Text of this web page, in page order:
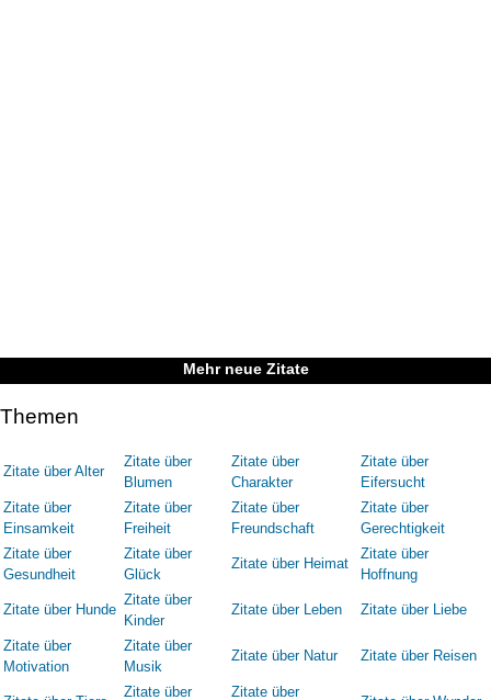
Mehr neue Zitate
Themen
Zitate über Alter
Zitate über
Blumen
Zitate über
Charakter
Zitate über
Eifersucht
Zitate über
Einsamkeit
Zitate über
Freiheit
Zitate über
Freundschaft
Zitate über
Gerechtigkeit
Zitate über
Gesundheit
Zitate über
Glück
Zitate über Heimat
Zitate über
Hoffnung
Zitate über Hunde
Zitate über
Kinder
Zitate über Leben Zitate über Liebe
Zitate über
Motivation
Zitate über
Musik
Zitate über Natur Zitate über Reisen
Zitate über Zitate über